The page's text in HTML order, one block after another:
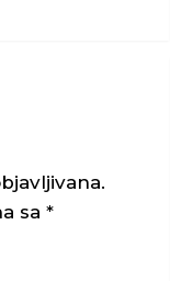
sa *